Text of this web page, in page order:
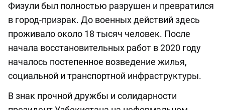
Физули был полностью разрушен и превратился
в город-призрак. До военных действий здесь
проживало около 18 тысяч человек. После
начала восстановительных работ в 2020 году
началось постепенное возведение жилья,
социальной и транспортной инфраструктуры.
В знак прочной дружбы и солидарности